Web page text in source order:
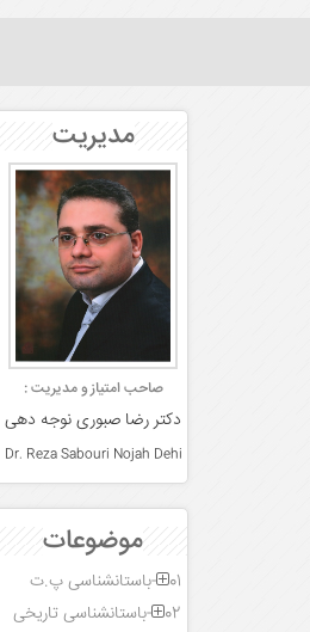
مدیریت
صاحب امتیاز و مدیریت :
دکتر رضا صبوری نوجه دهی
Dr. Reza Sabouri Nojah Dehi
موضوعات
01-باستانشناسی پ.ت
02-باستانشناسی تاریخی